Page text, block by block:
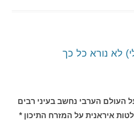
לא נורא כל כך
העולם הערבי נחשב בעיני רבים
איראנית על המזרח התיכון *